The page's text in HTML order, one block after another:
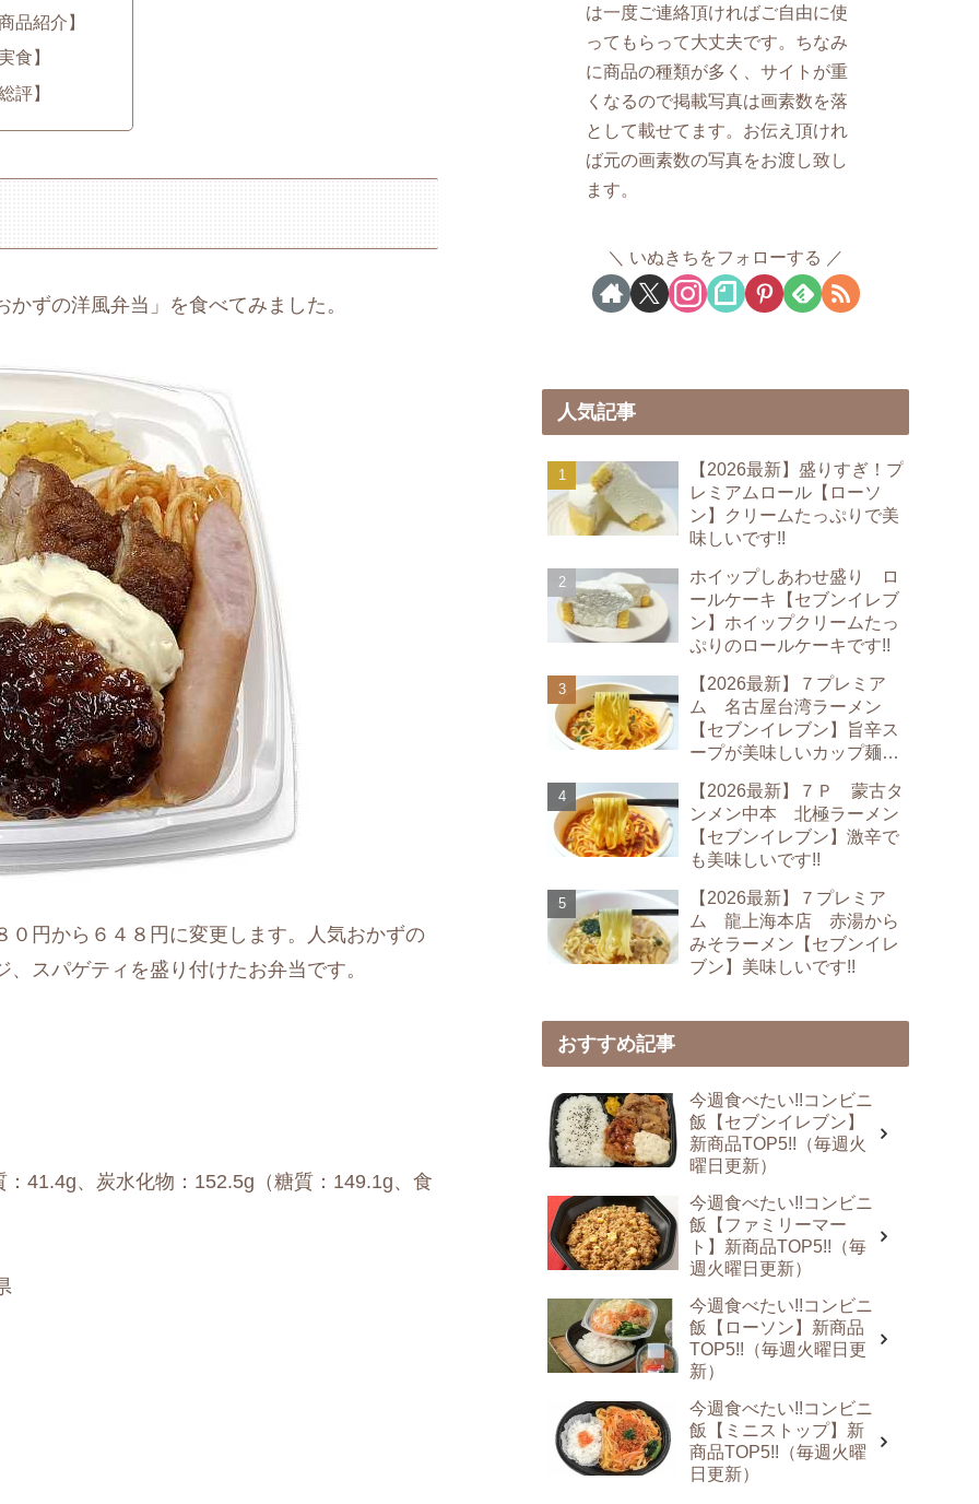
品紹介】
食】
評】
ずの洋風弁当」を食べてみました。
円から６４８円に変更します。人気おかずの
スパゲティを盛り付けたお弁当です。
41.4g、炭水化物：152.5g（糖質：149.1g、食
は一度ご連絡頂ければご自由に使
ってもらって大丈夫です。ちなみ
に商品の種類が多く、サイトが重
くなるので掲載写真は画素数を落
として載せてます。お伝え頂けれ
ば元の画素数の写真をお渡し致し
ます。
いぬきちをフォローする
人気記事
【2026最新】盛りすぎ！プ
レミアムロール【ローソ
ン】クリームたっぷりで美
味しいです!!
ホイップしあわせ盛り ロ
ールケーキ【セブンイレブ
ン】ホイップクリームたっ
ぷりのロールケーキです!!
【2026最新】７プレミア
ム 名古屋台湾ラーメン
【セブンイレブン】旨辛ス
ープが美味しいカップ麺で
【2026最新】７Ｐ 蒙古タ
ンメン中本 北極ラーメン
【セブンイレブン】激辛で
も美味しいです!!
【2026最新】７プレミア
ム 龍上海本店 赤湯から
みそラーメン【セブンイレ
ブン】美味しいです!!
おすすめ記事
今週食べたい!!コンビニ
飯【セブンイレブン】
新商品TOP5!!（毎週火
曜日更新）
今週食べたい!!コンビニ
飯【ファミリーマー
ト】新商品TOP5!!（毎
週火曜日更新）
今週食べたい!!コンビニ
飯【ローソン】新商品
TOP5!!（毎週火曜日更
新）
今週食べたい!!コンビニ
飯【ミニストップ】新
商品TOP5!!（毎週火曜
日更新）